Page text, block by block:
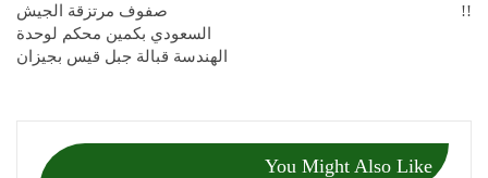
!!
صفوف مرتزقة الجيش
السعودي بكمين محكم لوحدة
الهندسة قبالة جبل قيس بجيزان
You Might Also Like